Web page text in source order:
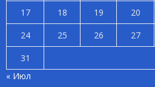
17
18 19 20
24
25 26 27
31
« Июл